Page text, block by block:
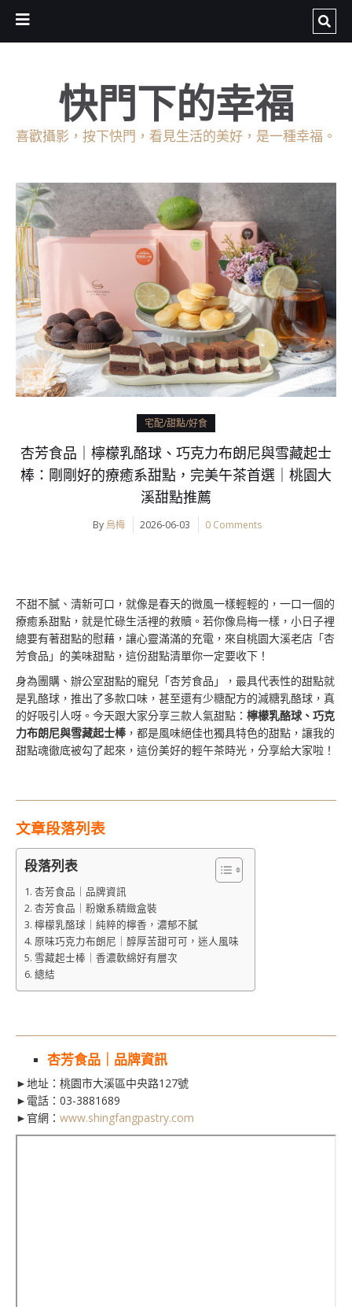
快門下的幸福
喜歡攝影，按下快門，看見生活的美好，是一種幸福。
宅配/甜點/好食
杏芳食品｜檸檬乳酪球、巧克力布朗尼與雪藏起士
棒：剛剛好的療癒系甜點，完美午茶首選｜桃園大
溪甜點推薦
By 烏梅 2026-06-03 0 Comments
不甜不膩、清新可口，就像是春天的微風一樣輕輕的，一口一個的
療癒系甜點，就是忙碌生活裡的救贖。若你像烏梅一樣，小日子裡
總要有著甜點的慰藉，讓心靈滿滿的充電，來自桃園大溪老店「杏
芳食品」的美味甜點，這份甜點清單你一定要收下！
身為團購、辦公室甜點的寵兒「杏芳食品」，最具代表性的甜點就
是乳酪球，推出了多款口味，甚至還有少糖配方的減糖乳酪球，真
的好吸引人呀。今天跟大家分享三款人氣甜點： 檸檬乳酪球、巧克
力布朗尼與雪藏起士棒，都是風味絕佳也獨具特色的甜點，讓我的
甜點魂徹底被勾了起來，這份美好的輕午茶時光，分享給大家啦！
文章段落列表
段落列表
杏芳食品｜品牌資訊
杏芳食品｜粉嫩系精緻盒裝
檸檬乳酪球｜純粹的檸香，濃郁不膩
原味巧克力布朗尼｜醇厚苦甜可可，迷人風味
雪藏起士棒｜香濃軟綿好有層次
總結
杏芳食品｜品牌資訊
►地址：桃園市大溪區中央路127號
►電話：03-3881689
►官網： www.shingfangpastry.com